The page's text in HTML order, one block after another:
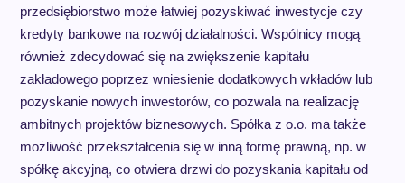
przedsiębiorstwo może łatwiej pozyskiwać inwestycje czy
kredyty bankowe na rozwój działalności. Wspólnicy mogą
również zdecydować się na zwiększenie kapitału
zakładowego poprzez wniesienie dodatkowych wkładów lub
pozyskanie nowych inwestorów, co pozwala na realizację
ambitnych projektów biznesowych. Spółka z o.o. ma także
możliwość przekształcenia się w inną formę prawną, np. w
spółkę akcyjną, co otwiera drzwi do pozyskania kapitału od